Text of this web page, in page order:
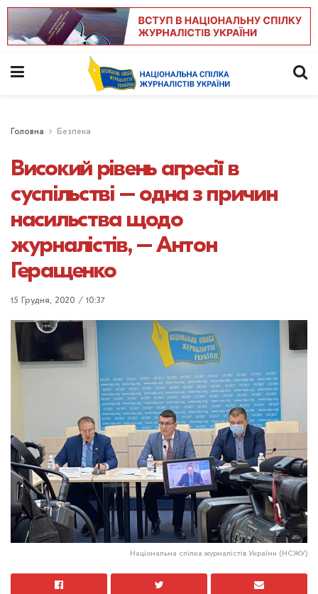
Головна Безпека
Високий рівень агресії в
суспільстві – одна з причин
насильства щодо
журналістів, – Антон
Геращенко
15 Грудня, 2020 / 10:37
Національна спілка журналістів України (НСЖУ)